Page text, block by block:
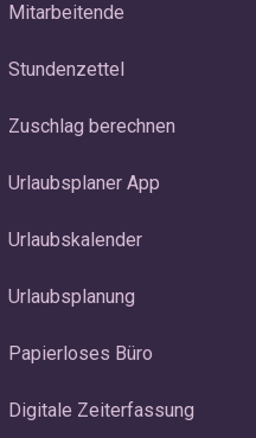
Mitarbeitende
Stundenzettel
Zuschlag berechnen
Urlaubsplaner App
Urlaubskalender
Urlaubsplanung
Papierloses Büro
Digitale Zeiterfassung